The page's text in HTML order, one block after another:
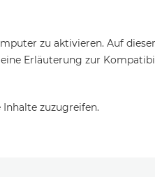
zu aktivieren. Auf
Erläuterung zur
zuzugreifen.